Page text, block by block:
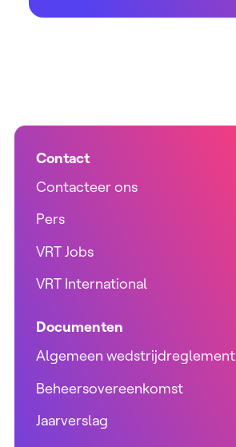
Contact
Contacteer ons
Pers
VRT Jobs
VRT International
Documenten
Algemeen wedstrijdreglement
Beheersovereenkomst
Jaarverslag